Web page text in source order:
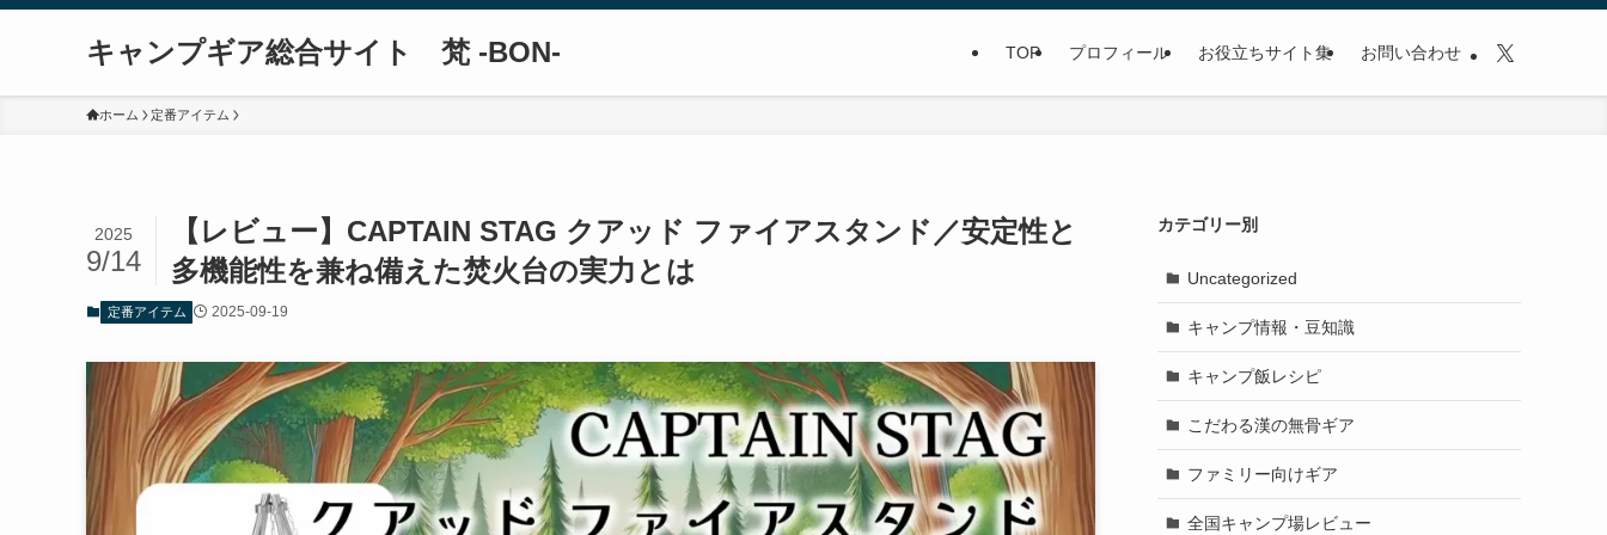
キャンプギア総合サイト 梵 -BON- TOP プロフィール お役立ちサイト集 お問い合わせ
ホーム 定番アイテム
【レビュー】CAPTAIN STAG クアッド ファイアスタンド／安定性と
多機能性を兼ね備えた焚火台の実力とは
2025
9/14
定番アイテム 2025-09-19
カテゴリー別
Uncategorized
キャンプ情報・豆知識
キャンプ飯レシピ
こだわる漢の無骨ギア
ファミリー向けギア
全国キャンプ場レビュー